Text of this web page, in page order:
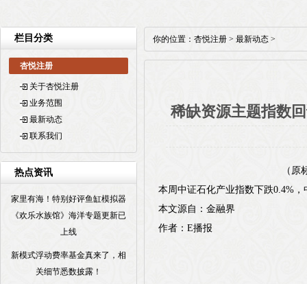
栏目分类
杏悦注册
关于杏悦注册
业务范围
最新动态
联系我们
热点资讯
家里有海！特别好评鱼缸模拟器
《欢乐水族馆》海洋专题更新已
上线
新模式浮动费率基金真来了，相
关细节悉数披露！
你的位置： 杏悦注册 > 最新动态 >
稀缺资源主题指数
（
本周中证石化产业指数下跌0.4%
本文源自：金融界
作者：E播报